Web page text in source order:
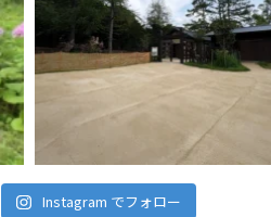
Instagram でフォロー